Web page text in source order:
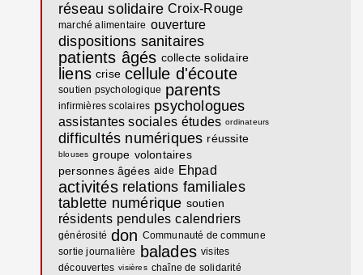
réseau solidaire Croix-Rouge
marché alimentaire ouverture
dispositions sanitaires
patients âgés collecte solidaire
liens crise cellule d'écoute
soutien psychologique parents
infirmières scolaires psychologues
assistantes sociales études ordinateurs
difficultés numériques réussite
blouses groupe volontaires
personnes âgées aide Ehpad
activités relations familiales
tablette numérique soutien
résidents pendules calendriers
générosité don Communauté de commune
sortie journalière
balades visites
découvertes visières chaîne de solidarité